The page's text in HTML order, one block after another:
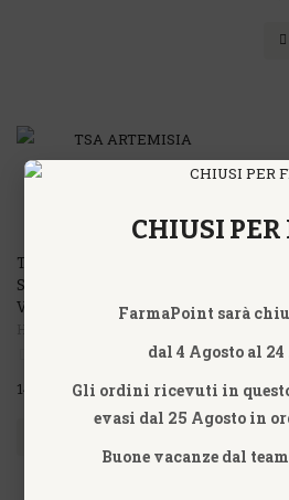
TSA ARTEMISIA VULGARIS –
SOMMITÀ – (ARTEMISIA
VOLGARE) – HERBOPLANET
14,50€
CHIUSI PER
FarmaPoint sarà
dal 4 Agosto al 24
Gli ordini ricevuti in
evasi dal 25 Agosto in
Buone vacanze dal